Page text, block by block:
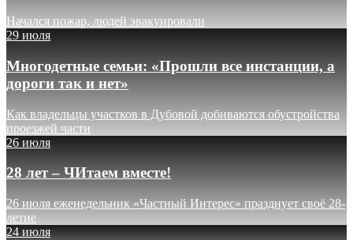
Начался пожар, людей эвакуировали
29 июля
Многодетные семьи: «Прошли все инстанции, а
дороги так и нет»
Как владельцы участков в Дубовой добиваются обустройства
проезжей части
26 июля
28 лет – ЧИтаем вместе!
26 июля еженедельник «Частный Интерес» празднует своё 28-
летие
24 июля